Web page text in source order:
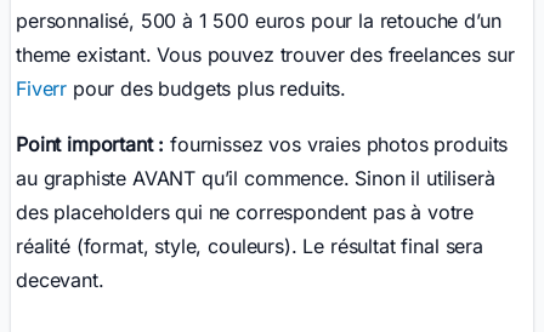
personnalisé, 500 à 1 500 euros pour la retouche d’un
theme existant. Vous pouvez trouver des freelances sur
Fiverr pour des budgets plus reduits.
Point important : fournissez vos vraies photos produits
au graphiste AVANT qu’il commence. Sinon il utiliserà
des placeholders qui ne correspondent pas à votre
réalité (format, style, couleurs). Le résultat final sera
decevant.